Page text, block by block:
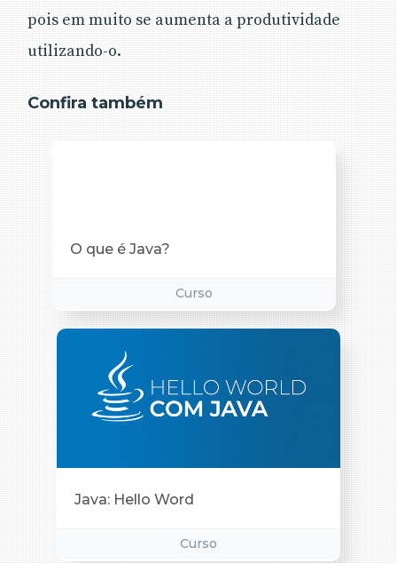
pois em muito se aumenta a produtividade
utilizando-o.
Confira também
O que é Java?
Curso
Java: Hello Word
Curso